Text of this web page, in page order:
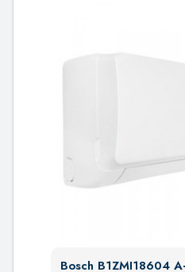
Bosch B1ZMI18604